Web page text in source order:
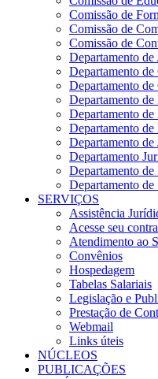
Comissão de
Comissão de
Comissão de
Departamento de
Departamento
Departamento de
Departamento
Departamento
Departamento de
Departamento de
Departamento
Departamento
Departamento de
SERVIÇOS
Assistência
Acesse seu
Atendimento ao
Convênios
Hospedagem
Tabelas Salariais
Legislação e
Prestação de
Webmail
Links úteis
NÚCLEOS
PUBLICAÇÕES